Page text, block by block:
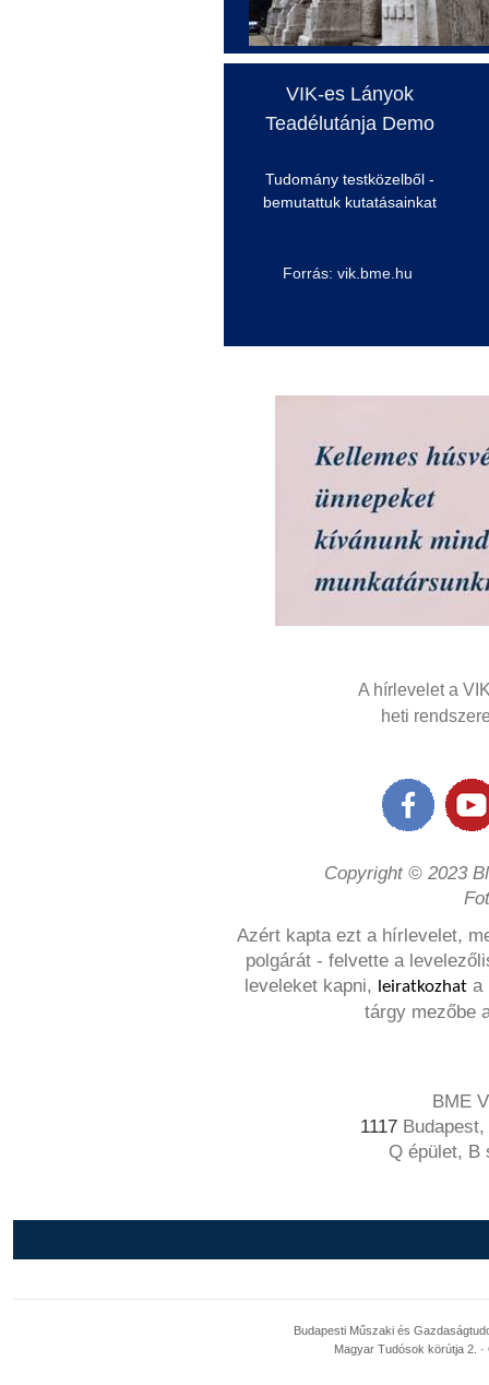
VIK-es Lányok
Teadélutánja Demo
Tudomány testközelből -
bemutattuk kutatásainkat
Forrás: vik.bme.hu
A hírlevelet a
heti
Copyright © 2023
Azért kapta ezt a hírlevelet,
polgárát - felvette a
leveleket kapni, leiratkozhat a
tárgy mezőbe
BME
1117
Q épület, B
Budapesti Műszaki és
Magyar Tudósok körútja 2. ·